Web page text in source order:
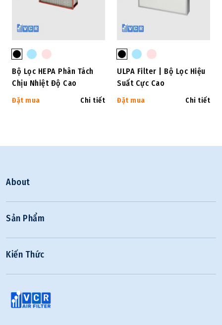
Bộ Lọc HEPA Phân Tách
Chịu Nhiệt Độ Cao
Đặt mua Chi tiết
ULPA Filter | Bộ Lọc Hiệu
Suất Cực Cao
Đặt mua Chi tiết
About
Sản Phẩm
Kiến Thức